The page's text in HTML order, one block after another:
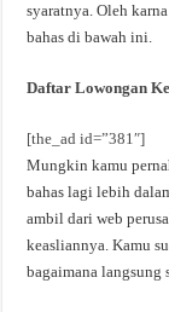
syaratnya. Oleh
bahas di bawah ini.
Daftar Lowongan
[the_ad id=”381″]
Mungkin kamu
bahas lagi lebih
ambil dari web
keasliannya. Kamu
bagaimana langsung